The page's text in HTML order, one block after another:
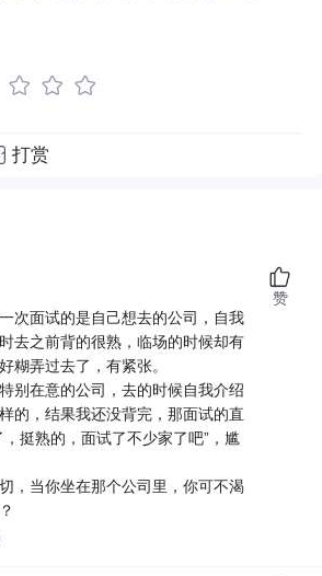
打赏
次面试的是自己想去的公司，自我
去之前背的很熟，临场的时候却有
糊弄过去了，有紧张。
别在意的公司，去的时候自我介绍
的，结果我还没背完，那面试的直
，挺熟的，面试了不少家了吧”，尴
，当你坐在那个公司里，你可不渴
赞